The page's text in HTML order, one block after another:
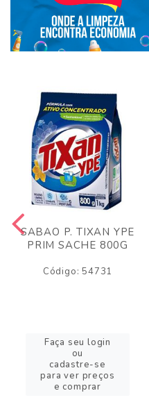
SABAO P. TIXAN YPE
PRIM SACHE 800G
Código: 54731
Faça seu login
ou
cadastre-se
para ver preços
e comprar